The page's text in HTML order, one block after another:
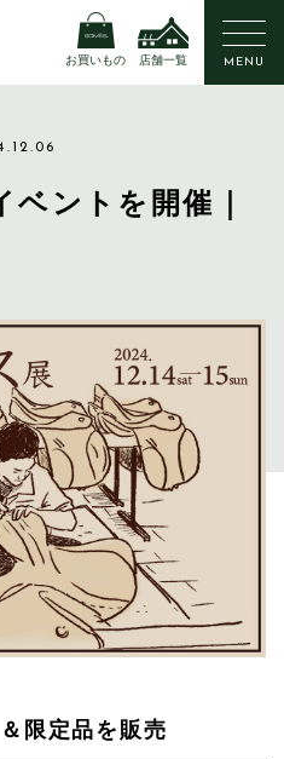
お買いもの 店舗一覧 MENU
ベントを開催｜
限定品を販売